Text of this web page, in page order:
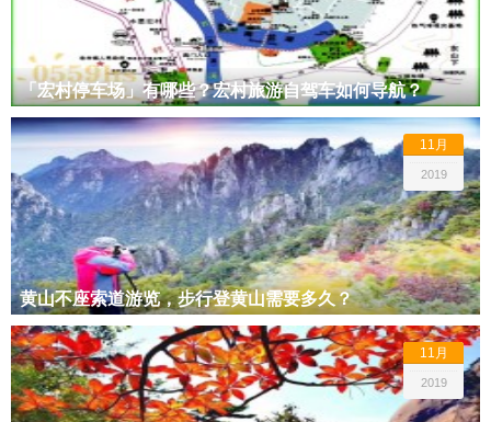
「宏村停车场」有哪些？宏村旅游自驾车如何导航？
黄山不座索道游览，步行登黄山需要多久？
11月
2019
11月
2019